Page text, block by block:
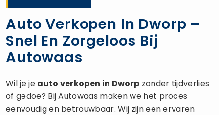
Auto Verkopen In Dworp –
Snel En Zorgeloos Bij
Autowaas
Wil je je auto verkopen in Dworp zonder tijdverlies
of gedoe? Bij Autowaas maken we het proces
eenvoudig en betrouwbaar. Wij zijn een ervaren